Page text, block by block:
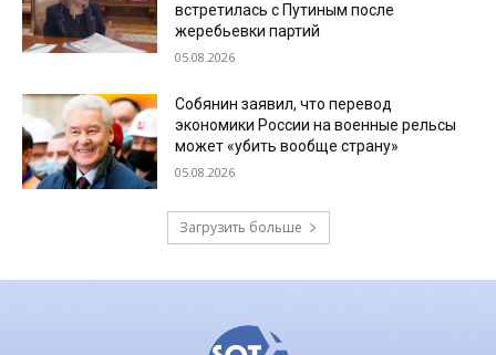
встретилась с Путиным после
жеребьевки партий
05.08.2026
Собянин заявил, что перевод
экономики России на военные рельсы
может «убить вообще страну»
05.08.2026
Загрузить больше